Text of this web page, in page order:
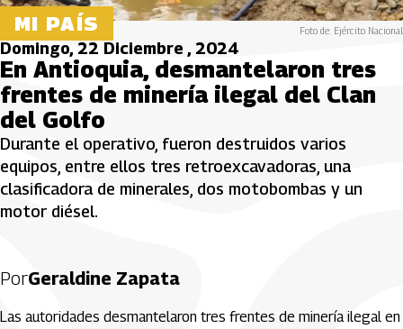
MI PAÍS Foto de: Ejército Nacional
Domingo, 22 Diciembre , 2024
En Antioquia, desmantelaron tres
frentes de minería ilegal del Clan
del Golfo
Durante el operativo, fueron destruidos varios
equipos, entre ellos tres retroexcavadoras, una
clasificadora de minerales, dos motobombas y un
motor diésel.
PorGeraldine Zapata
Las autoridades desmantelaron tres frentes de minería ilegal en